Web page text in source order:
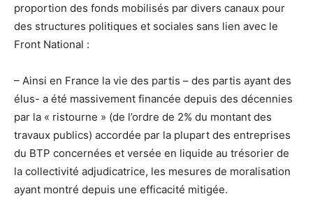
proportion des fonds mobilisés par divers canaux pour
des structures politiques et sociales sans lien avec le
Front National :
– Ainsi en France la vie des partis – des partis ayant des
élus- a été massivement financée depuis des décennies
par la « ristourne » (de l’ordre de 2% du montant des
travaux publics) accordée par la plupart des entreprises
du BTP concernées et versée en liquide au trésorier de
la collectivité adjudicatrice, les mesures de moralisation
ayant montré depuis une efficacité mitigée.